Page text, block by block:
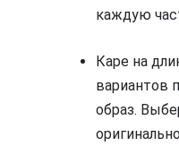
каждую
Каре на
вариантов
образ.